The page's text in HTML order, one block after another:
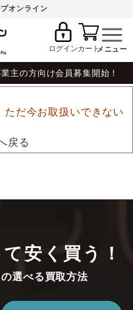
プオンライン
ログインカート
主の方向け会員募集開始！
ただ今お取扱いできない
戻る
安く買う！
選べる買取方法